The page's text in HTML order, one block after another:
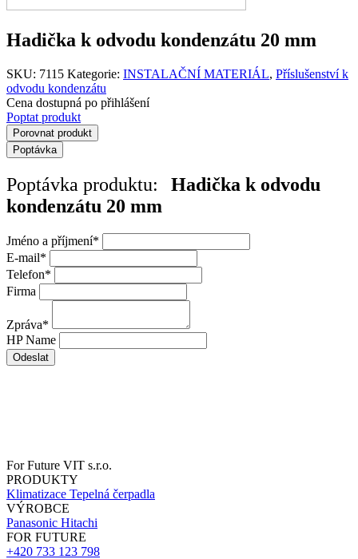
Hadička k odvodu kondenzátu 20 mm
SKU: 7115 Kategorie: INSTALAČNÍ MATERIÁL, Příslušenství k
odvodu kondenzátu
Cena dostupná po přihlášení
Poptat produkt
Porovnat produkt
Poptávka
Poptávka produktu:
Hadička k odvodu
kondenzátu 20 mm
Jméno a příjmení*
E-mail*
Telefon*
Firma
Zpráva*
HP Name
Odeslat
For Future VIT s.r.o.
PRODUKTY
Klimatizace Tepelná čerpadla
VÝROBCE
Panasonic Hitachi
FOR FUTURE
+420 733 123 798